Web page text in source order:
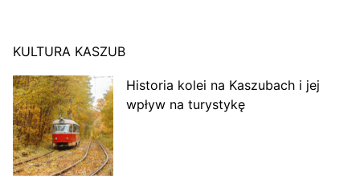
KULTURA KASZUB
Historia kolei na Kaszubach i jej
wpływ na turystykę